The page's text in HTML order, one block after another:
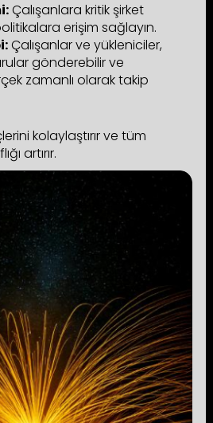
Çalışanlara kritik şirket
erişim sağlayın.
Çalışanlar ve yükleniciler,
gönderebilir ve
zamanlı olarak takip
kolaylaştırır ve tüm
artırır.